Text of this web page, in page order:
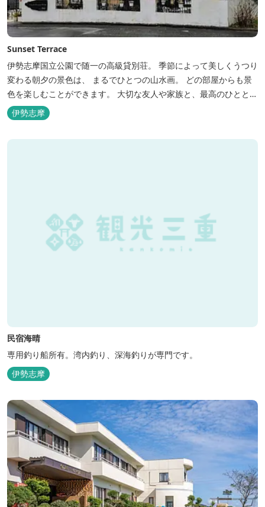
Sunset Terrace
伊勢志摩国立公園で随一の高級貸別荘。 季節によって美しくうつり
変わる朝夕の景色は、 まるでひとつの山水画。 どの部屋からも景
色を楽しむことができます。 大切な友人や家族と、最高のひととき
を。 1日1組限定とさせていただいております。 完全にプライベー
トでご利用いただけます。
伊勢志摩
民宿海晴
専用釣り船所有。湾内釣り、深海釣りが専門です。
伊勢志摩